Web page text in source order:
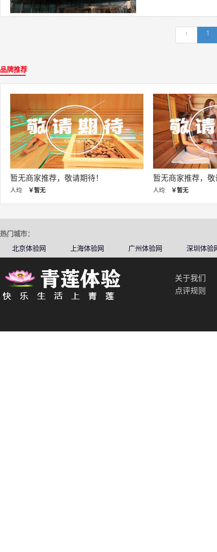
‹ 1
品牌推荐
暂无商家推荐，敬请期待！
人均: ￥暂无
暂无商家推荐，
人均: ￥暂无
热门城市：
北京体验网
上海体验网 广州体验网 深圳体验
关于我们
点评规则